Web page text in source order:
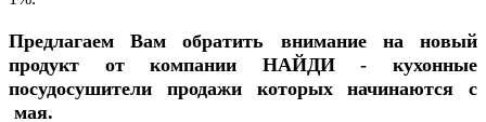
Предлагаем Вам обратить внимание на новый
продукт от компании НАЙДИ - кухонные
посудосушители продажи которых начинаются с
мая.